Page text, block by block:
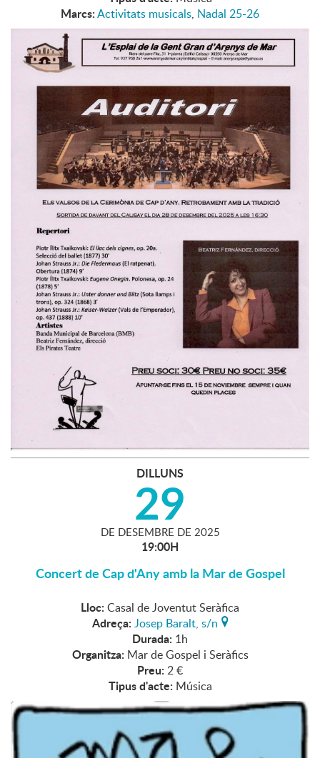
Marcs:Activitats musicals, Nadal 25-26
DILLUNS
29
DE DESEMBRE DE 2025
19:00H
Concert de Cap d'Any amb la Mar de Gospel
Lloc: Casal de Joventut Seràfica
Adreça: Josep Baralt, s/n
Durada: 1h
Organitza: Mar de Gospel i Seràfics
Preu: 2 €
Tipus d'acte: Música